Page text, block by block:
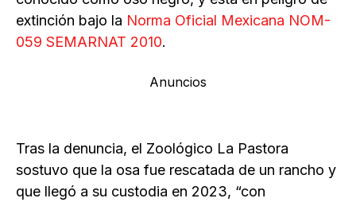
extinción bajo la Norma Oficial Mexicana NOM-
059 SEMARNAT 2010.
Anuncios
Tras la denuncia, el Zoológico La Pastora
sostuvo que la osa fue rescatada de un rancho y
que llegó a su custodia en 2023, “con